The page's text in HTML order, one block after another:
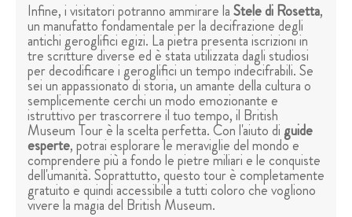
Infine, i visitatori potranno ammirare laStele di Rosetta,
un manufatto fondamentale per la decifrazione degli
antichi geroglifici egizi. La pietra presenta iscrizioni in
tre scritture diverse ed è stata utilizzata dagli studiosi
per decodificare i geroglifici un tempo indecifrabili. Se
sei un appassionato di storia, un amante della cultura o
semplicemente cerchi un modo emozionante e
istruttivo per trascorrere il tuo tempo, il British
Museum Tour è la scelta perfetta. Con l'aiuto di guide
esperte, potrai esplorare le meraviglie del mondo e
comprendere più a fondo le pietre miliari e le conquiste
dell'umanità. Soprattutto, questo tour è completamente
gratuito e quindi accessibile a tutti coloro che vogliono
vivere la magia del British Museum.